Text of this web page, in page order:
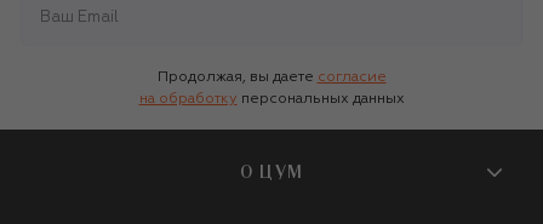
Продолжая, вы даете согласие
на обработку персональных данных
О ЦУМ